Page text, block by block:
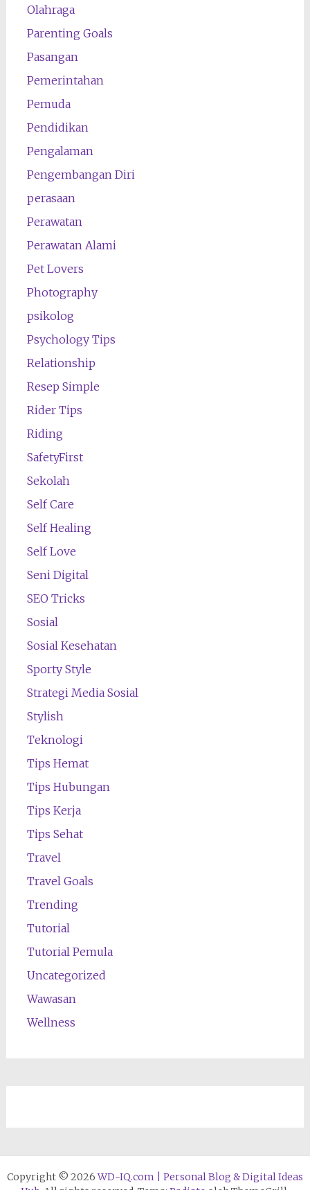
Olahraga
Parenting Goals
Pasangan
Pemerintahan
Pemuda
Pendidikan
Pengalaman
Pengembangan Diri
perasaan
Perawatan
Perawatan Alami
Pet Lovers
Photography
psikolog
Psychology Tips
Relationship
Resep Simple
Rider Tips
Riding
SafetyFirst
Sekolah
Self Care
Self Healing
Self Love
Seni Digital
SEO Tricks
Sosial
Sosial Kesehatan
Sporty Style
Strategi Media Sosial
Stylish
Teknologi
Tips Hemat
Tips Hubungan
Tips Kerja
Tips Sehat
Travel
Travel Goals
Trending
Tutorial
Tutorial Pemula
Uncategorized
Wawasan
Wellness
Copyright © 2026WD-IQ.com | Personal Blog & Digital Ideas